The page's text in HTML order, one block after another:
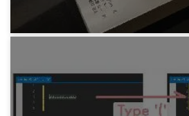
5年前
Ian Griffiths『プログラミン